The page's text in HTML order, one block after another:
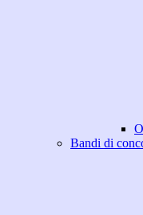
Bandi di